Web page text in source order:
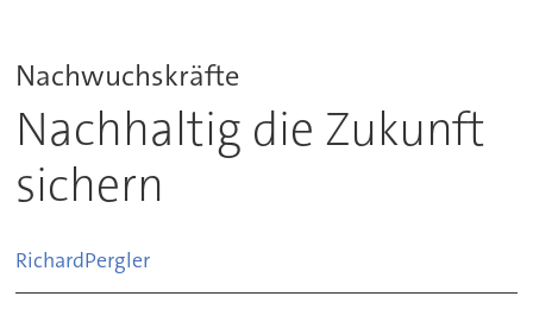
Nachwuchskräfte
Nachhaltig die Zukunft
sichern
RichardPergler